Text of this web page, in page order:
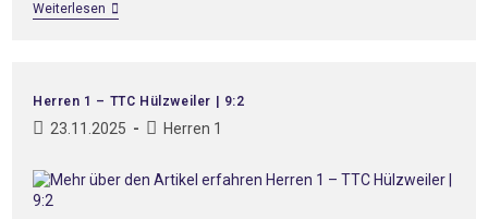
Weiterlesen
Herren 1 – TTC Hülzweiler | 9:2
23.11.2025 Herren 1